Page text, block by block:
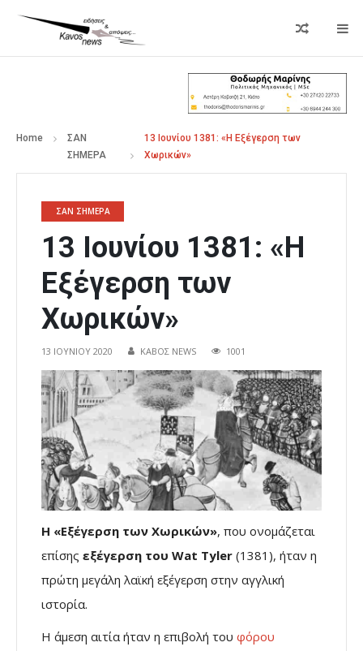
Home
ΣΑΝ
ΣΗΜΕΡΑ
13 Ιουνίου 1381: «Η Εξέγερση των
Χωρικών»
ΣΑΝ ΣΗΜΕΡΑ
13 Ιουνίου 1381: «Η
Εξέγερση των
Χωρικών»
13 ΙΟΥΝΊΟΥ 2020 ΚΑΒΟΣ NEWS 1001
Η «Εξέγερση των Χωρικών», που ονομάζεται
επίσης εξέγερση του Wat Tyler (1381), ήταν η
πρώτη μεγάλη λαϊκή εξέγερση στην αγγλική
ιστορία.
Η άμεση αιτία ήταν η επιβολή του φόρου